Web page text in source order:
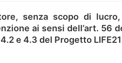
senza scopo di
ai sensi dell’art. 56
e 4.3 del Progetto